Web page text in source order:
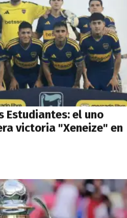
Estudiantes: el uno
victoria "Xeneize" en